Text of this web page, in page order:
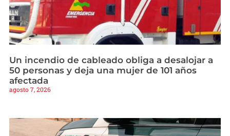
Un incendio de cableado obliga a desalojar a
50 personas y deja una mujer de 101 años
afectada
agosto 7, 2026